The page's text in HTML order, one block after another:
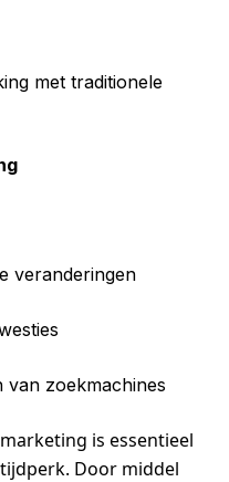
met traditionele
veranderingen
van zoekmachines
is essentieel
Door middel